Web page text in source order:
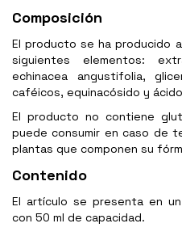
Composición
El producto se ha producido
siguientes elementos:
echinacea angustifolia,
caféicos, equinacósido y
El producto no contiene
puede consumir en caso de
plantas que componen su
Contenido
El artículo se presenta en
con 50 ml de capacidad.